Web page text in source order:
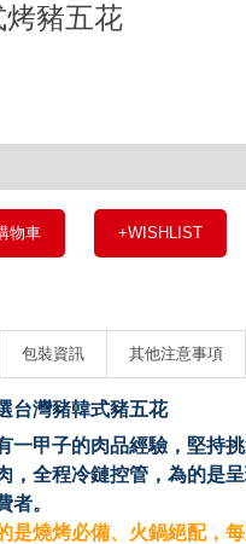
烤豬五花
物車 +WISHLIST
包裝資訊 其他注意事項
台灣豬韓式豬五花
一甲子的肉品經驗，堅持
，全程冷鏈控管，為的是
者。
是燒烤必備、火鍋絕配，